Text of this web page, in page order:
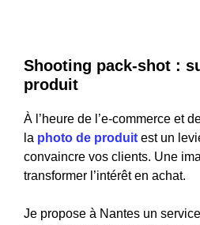
Shooting pack-shot :
produit
À l’heure de l’e-commerce et
la photo de produit est un
convaincre vos clients. Une
transformer l’intérêt en achat.
Je propose à Nantes un